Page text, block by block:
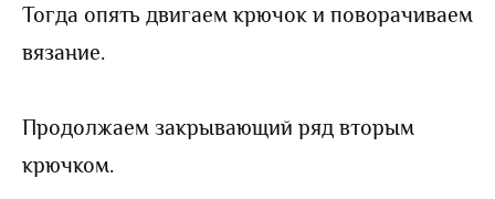
Тогда опять двигаем крючок и поворачиваем
вязание.
Продолжаем закрывающий ряд вторым
крючком.